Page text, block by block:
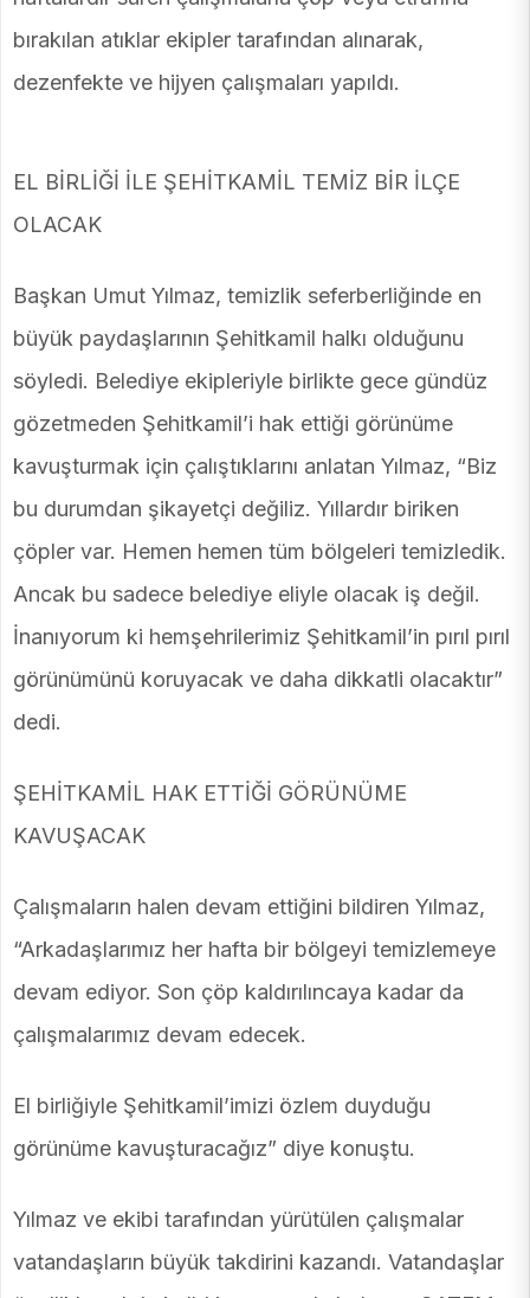
bırakılan atıklar ekipler tarafından alınarak,
dezenfekte ve hijyen çalışmaları yapıldı.
EL BİRLİĞİ İLE ŞEHİTKAMİL TEMİZ BİR İLÇE
OLACAK
Başkan Umut Yılmaz, temizlik seferberliğinde en
büyük paydaşlarının Şehitkamil halkı olduğunu
söyledi. Belediye ekipleriyle birlikte gece gündüz
gözetmeden Şehitkamil’i hak ettiği görünüme
kavuşturmak için çalıştıklarını anlatan Yılmaz, “Biz
bu durumdan şikayetçi değiliz. Yıllardır biriken
çöpler var. Hemen hemen tüm bölgeleri temizledik.
Ancak bu sadece belediye eliyle olacak iş değil.
İnanıyorum ki hemşehrilerimiz Şehitkamil’in pırıl pırıl
görünümünü koruyacak ve daha dikkatli olacaktır”
dedi.
ŞEHİTKAMİL HAK ETTİĞİ GÖRÜNÜME
KAVUŞACAK
Çalışmaların halen devam ettiğini bildiren Yılmaz,
“Arkadaşlarımız her hafta bir bölgeyi temizlemeye
devam ediyor. Son çöp kaldırılıncaya kadar da
çalışmalarımız devam edecek.
El birliğiyle Şehitkamil’imizi özlem duyduğu
görünüme kavuşturacağız” diye konuştu.
Yılmaz ve ekibi tarafından yürütülen çalışmalar
vatandaşların büyük takdirini kazandı. Vatandaşlar